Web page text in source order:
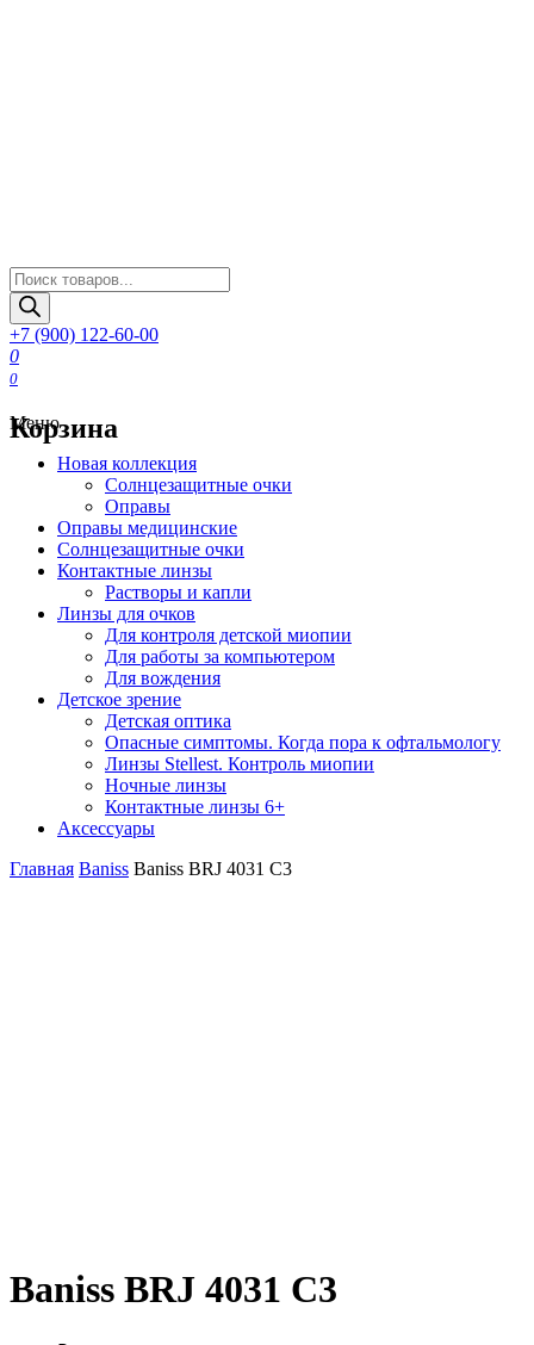
Поиск
товаров
+7 (900) 122-60-00
0
0
Корзина
Меню
Новая коллекция
Солнцезащитные очки
Оправы
Оправы медицинские
Солнцезащитные очки
Контактные линзы
Растворы и капли
Линзы для очков
Для контроля детской миопии
Для работы за компьютером
Для вождения
Детское зрение
Детская оптика
Опасные симптомы. Когда пора к офтальмологу
Линзы Stellest. Контроль миопии
Ночные линзы
Контактные линзы 6+
Аксессуары
Главная Baniss Baniss BRJ 4031 C3
Baniss BRJ 4031 C3